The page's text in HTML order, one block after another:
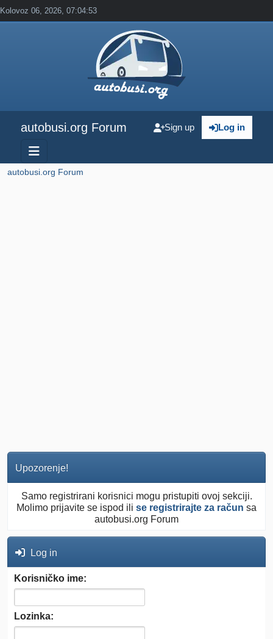
Kolovoz 06, 2026, 07:04:53
autobusi.org Forum Log in
Sign up
autobusi.org Forum
Upozorenje!
Samo registrirani korisnici mogu pristupiti ovoj sekciji.
Molimo prijavite se ispod ili se registrirajte za račun sa
autobusi.org Forum
Log in
Korisničko ime:
Lozinka: